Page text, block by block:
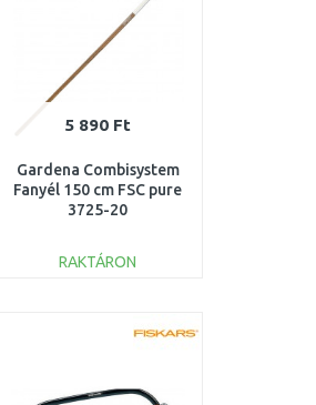
5 890 Ft
Gardena Combisystem
Fanyél 150 cm FSC pure
3725-20
RAKTÁRON
Összehasonlítás